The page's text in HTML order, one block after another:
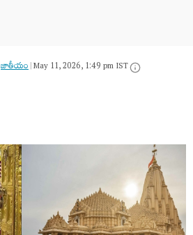
జాతీయం|May 11, 2026, 1:49 pm IST